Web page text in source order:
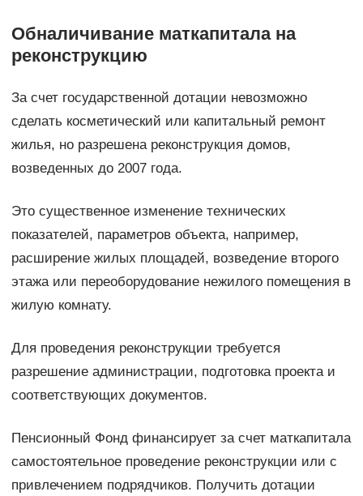
Обналичивание маткапитала на
реконструкцию
За счет государственной дотации невозможно
сделать косметический или капитальный ремонт
жилья, но разрешена реконструкция домов,
возведенных до 2007 года.
Это существенное изменение технических
показателей, параметров объекта, например,
расширение жилых площадей, возведение второго
этажа или переоборудование нежилого помещения в
жилую комнату.
Для проведения реконструкции требуется
разрешение администрации, подготовка проекта и
соответствующих документов.
Пенсионный Фонд финансирует за счет маткапитала
самостоятельное проведение реконструкции или с
привлечением подрядчиков. Получить дотации